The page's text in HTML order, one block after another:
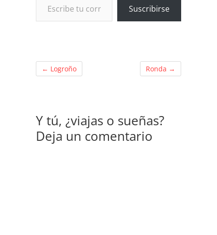
Suscribirse
← Logroño Ronda →
Y tú, ¿viajas o sueñas?
Deja un comentario